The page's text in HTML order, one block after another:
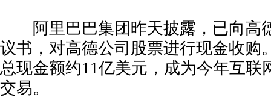
阿里巴巴集团昨天披露，已向高
议书，对高德公司股票进行现金收购
总现金额约11亿美元，成为今年互联
交易。